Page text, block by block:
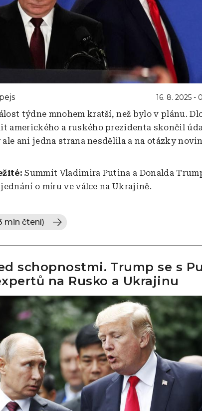
16. 8. 2025 -
týdne mnohem kratší, než bylo v plánu.
amerického a ruského prezidenta skončil
ani jedna strana nesdělila a na otázky
Summit Vladimira Putina a Donalda
o míru ve válce na Ukrajině.
min čtení)
schopnostmi. Trump se s
na Rusko a Ukrajinu